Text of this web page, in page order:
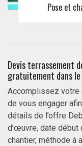
Pose et
Devis terrassement
gratuitement dans le
Accomplissez votre
de vous engager
détails de l’offre
d’œuvre, date début
chantier, méthode à